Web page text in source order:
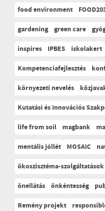
food environment
gardening green care
inspires
IPBES iskolakert
Kompetenciafejlesztés
környezeti nevelés
Kutatási és Innovációs
life from soil
magbank
mentális jóllét
MOSAIC
ökoszisztéma-szolgáltatások
önellátás önkéntesség
Remény projekt